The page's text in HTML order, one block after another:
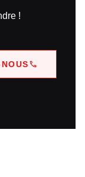
!